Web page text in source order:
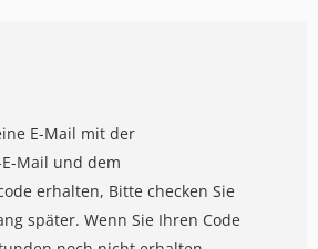
E-Mail mit der
Mail und dem
erhalten, Bitte checken Sie
später. Wenn Sie Ihren Code